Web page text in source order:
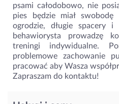
psami całodobowo, nie
pies będzie miał
ogrodzie, długie spacery
behawiorysta prowadzę
treningi indywidualne.
problemowe zachowanie
pracować aby Wasza
Zapraszam do kontaktu!